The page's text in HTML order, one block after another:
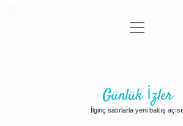
Gizlilik Politikası
menüyü
aç
Günlük İzler
İlginç satırlarla yeni bakış açısı.